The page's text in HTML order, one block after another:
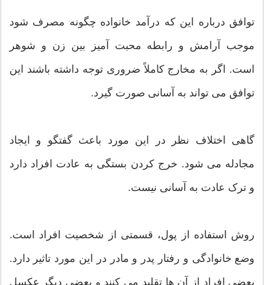
توافق درباره این که درآمد خانواده چگونه مصرف شود
موجب آرامش و رابطه محبت آمیز بین زن و شوهر
است. اگر به مخارج کاملاً ضروری توجه داشته باشند این
توافق می تواند به آسانی صورت گیرد.
گاهی اختلاف نظر در این مورد باعث گفتگو و ایجاد
مجادله می شود. خرج کردن بستگی به عادت افراد دارد
و ترک عادت به آسانی نیست.
روش استفاده از پول، قسمتی از شخصیت افراد است.
وضع خانوادگی و رفتار پدر و مادر در این مورد تاثیر دارد.
بعضی افراد از آن ها تقلید می کنند و بعضی دیگر عکسل